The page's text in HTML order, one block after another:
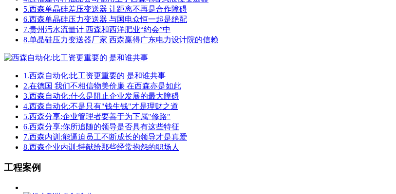
5.西森单晶硅差压变送器 让距离不再是合作障碍
6.西森单晶硅压力变送器 与国电众恒一起是绝配
7.贵州污水流量计 西森和西洋肥业“约会”中
8.单晶硅压力变送器厂家 西森赢得广东电力设计院的信赖
1.西森自动化:比工资更重要的 是和谁共事
2.在德国 我们不相信物美价廉 在西森亦是如此
3.西森自动化:什么是阻止企业发展的最大障碍
4.西森自动化:不是只有"钱生钱"才是理财之道
5.西森分享:企业管理者要善于为下属"修路"
6.西森分享:你所追随的领导是否具有这些特征
7.西森内训:能逼迫员工不断成长的领导才是真爱
8.西森企业内训:特献给那些经常抱怨的职场人
工程案例